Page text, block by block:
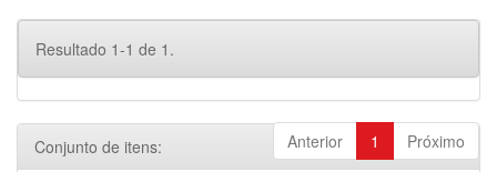
Resultado 1-1 de 1.
Anterior 1 Próximo
Conjunto de itens: